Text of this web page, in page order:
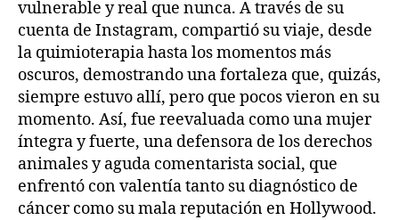
vulnerable y real que nunca. A través de su
cuenta de Instagram, compartió su viaje, desde
la quimioterapia hasta los momentos más
oscuros, demostrando una fortaleza que, quizás,
siempre estuvo allí, pero que pocos vieron en su
momento. Así, fue reevaluada como una mujer
íntegra y fuerte, una defensora de los derechos
animales y aguda comentarista social, que
enfrentó con valentía tanto su diagnóstico de
cáncer como su mala reputación en Hollywood.